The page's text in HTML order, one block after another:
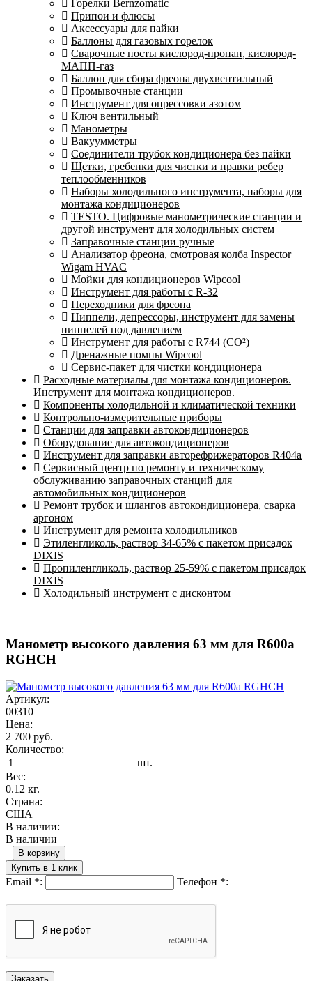
Горелки Bernzomatic
Припои и флюсы
Аксессуары для пайки
Баллоны для газовых горелок
Сварочные посты кислород-пропан, кислород-
МАПП-газ
Баллон для сбора фреона двухвентильный
Промывочные станции
Инструмент для опрессовки азотом
Ключ вентильный
Манометры
Вакуумметры
Соединители трубок кондиционера без пайки
Щетки, гребенки для чистки и правки ребер
теплообменников
Наборы холодильного инструмента, наборы для
монтажа кондиционеров
TESTO. Цифровые манометрические станции и
другой инструмент для холодильных систем
Заправочные станции ручные
Анализатор фреона, смотровая колба Inspector
Wigam HVAC
Мойки для кондиционеров Wipcool
Инструмент для работы с R-32
Переходники для фреона
Ниппели, депрессоры, инструмент для замены
ниппелей под давлением
Инструмент для работы с R744 (CO²)
Дренажные помпы Wipcool
Сервис-пакет для чистки кондиционера
Расходные материалы для монтажа кондиционеров.
Инструмент для монтажа кондиционеров.
Компоненты холодильной и климатической техники
Контрольно-измерительные приборы
Станции для заправки автокондиционеров
Оборудование для автокондиционеров
Инструмент для заправки авторефрижераторов R404a
Сервисный центр по ремонту и техническому
обслуживанию заправочных станций для
автомобильных кондиционеров
Ремонт трубок и шлангов автокондиционера, сварка
аргоном
Инструмент для ремонта холодильников
Этиленгликоль, раствор 34-65% с пакетом присадок
DIXIS
Пропиленгликоль, раствор 25-59% с пакетом присадок
DIXIS
Холодильный инструмент с дисконтом
Манометр высокого давления 63 мм для R600a
RGHCH
Артикул:
00310
Цена:
2 700 руб.
Количество:
шт.
Вес:
0.12 кг.
Страна:
США
В наличии:
В наличии
В корзину
Купить в 1 клик
Email *: Телефон *: